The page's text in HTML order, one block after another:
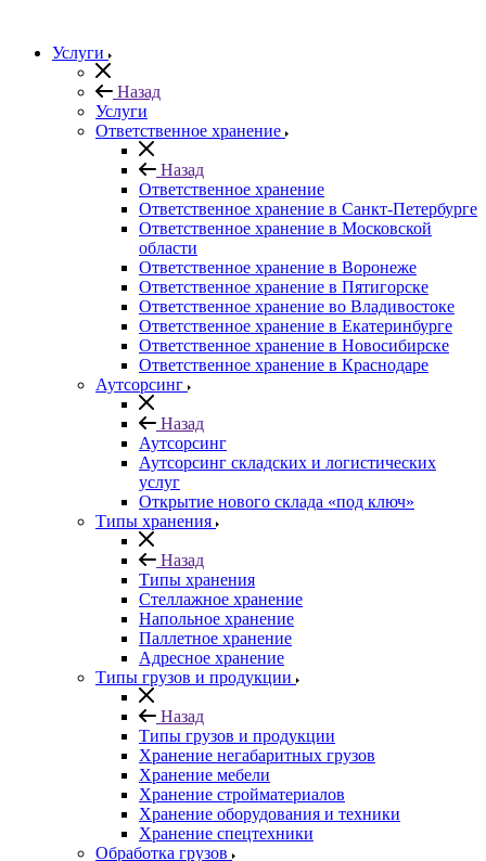
Услуги
Назад
Услуги
Ответственное хранение
Назад
Ответственное хранение
Ответственное хранение в Санкт-Петербурге
Ответственное хранение в Московской
области
Ответственное хранение в Воронеже
Ответственное хранение в Пятигорске
Ответственное хранение во Владивостоке
Ответственное хранение в Екатеринбурге
Ответственное хранение в Новосибирске
Ответственное хранение в Краснодаре
Аутсорсинг
Назад
Аутсорсинг
Аутсорсинг складских и логистических
услуг
Открытие нового склада «под ключ»
Типы хранения
Назад
Типы хранения
Стеллажное хранение
Напольное хранение
Паллетное хранение
Адресное хранение
Типы грузов и продукции
Назад
Типы грузов и продукции
Хранение негабаритных грузов
Хранение мебели
Хранение стройматериалов
Хранение оборудования и техники
Хранение спецтехники
Обработка грузов